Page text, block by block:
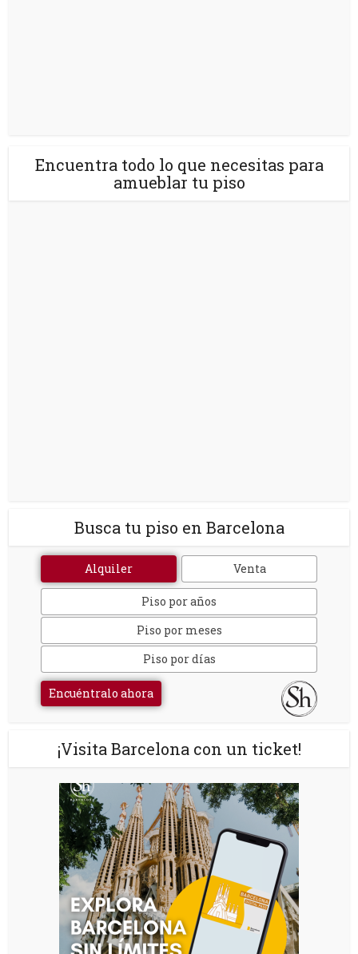
Encuentra todo lo que necesitas para
amueblar tu piso
Busca tu piso en Barcelona
Alquiler Venta
Piso por años
Piso por meses
Piso por días
Encuéntralo ahora
¡Visita Barcelona con un ticket!